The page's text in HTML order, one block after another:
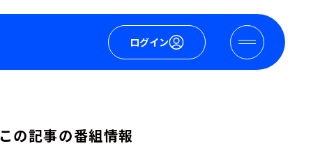
ログイン
この記事の番組情報